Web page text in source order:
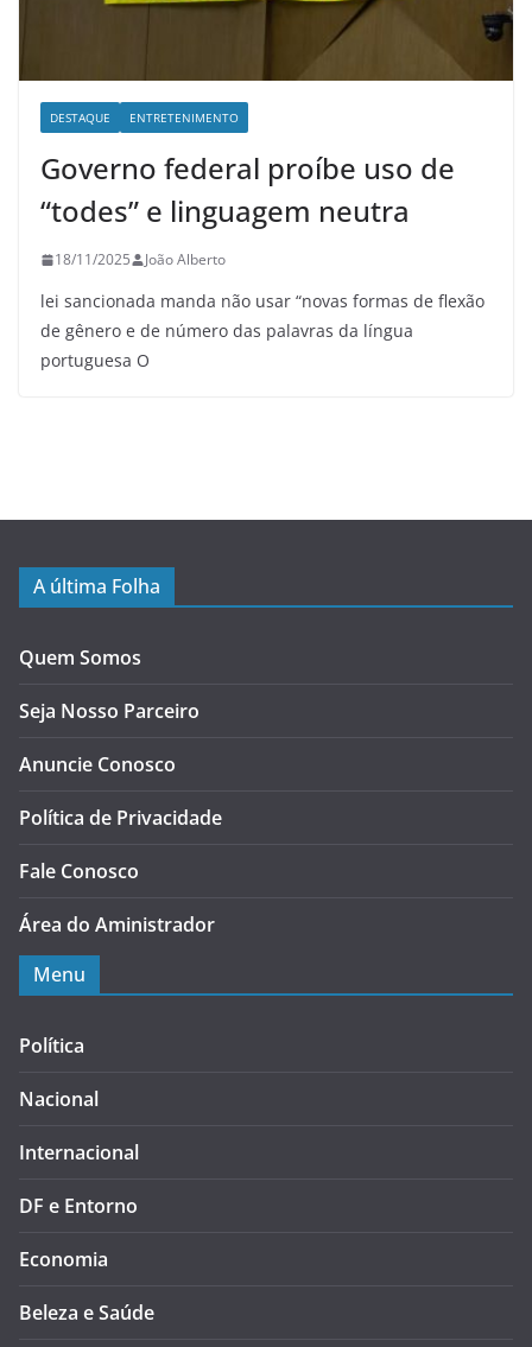
DESTAQUE ENTRETENIMENTO
Governo federal proíbe uso de
“todes” e linguagem neutra
18/11/2025 João Alberto
lei sancionada manda não usar “novas formas de flexão
de gênero e de número das palavras da língua
portuguesa O
A última Folha
Quem Somos
Seja Nosso Parceiro
Anuncie Conosco
Política de Privacidade
Fale Conosco
Área do Aministrador
Menu
Política
Nacional
Internacional
DF e Entorno
Economia
Beleza e Saúde